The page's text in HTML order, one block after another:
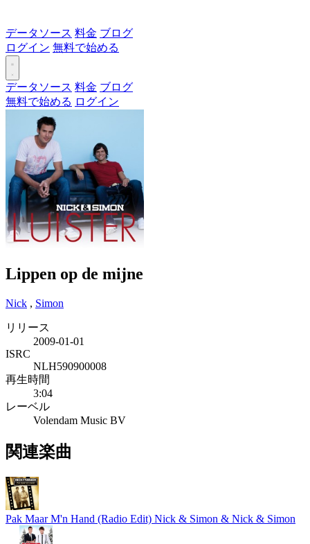
データソース 料金 ブログ
ログイン 無料で始める
データソース 料金 ブログ
無料で始める ログイン
Lippen op de mijne
Nick , Simon
リリース
2009-01-01
ISRC
NLH590900008
再生時間
3:04
レーベル
Volendam Music BV
関連楽曲
Pak Maar M'n Hand (Radio Edit) Nick & Simon & Nick & Simon